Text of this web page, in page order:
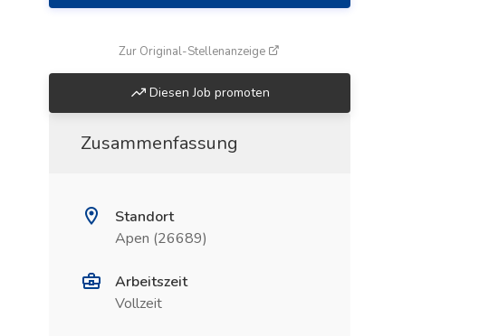
Zur Original-Stellenanzeige
Diesen Job promoten
Zusammenfassung
Standort
Apen (26689)
Arbeitszeit
Vollzeit